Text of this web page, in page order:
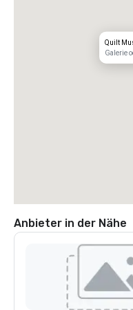
Quilt
Galerie
Anbieter in der Nähe